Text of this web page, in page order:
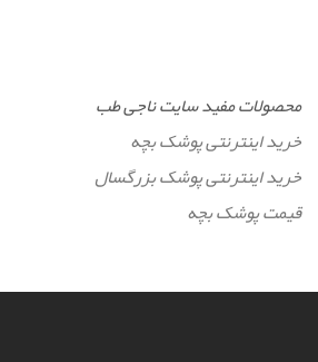
محصولات مفید سایت ناجی طب
خرید اینترنتی پوشک بچه
خرید اینترنتی پوشک بزرگسال
قیمت پوشک بچه